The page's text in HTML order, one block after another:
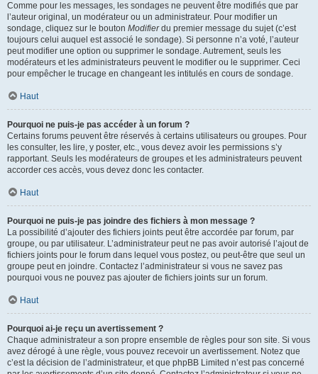
Comme pour les messages, les sondages ne peuvent être modifiés que par
l’auteur original, un modérateur ou un administrateur. Pour modifier un
sondage, cliquez sur le bouton Modifierdu premier message du sujet (c’est
toujours celui auquel est associé le sondage). Si personne n’a voté, l’auteur
peut modifier une option ou supprimer le sondage. Autrement, seuls les
modérateurs et les administrateurs peuvent le modifier ou le supprimer. Ceci
pour empêcher le trucage en changeant les intitulés en cours de sondage.
Haut
Pourquoi ne puis-je pas accéder à un forum ?
Certains forums peuvent être réservés à certains utilisateurs ou groupes. Pour
les consulter, les lire, y poster, etc., vous devez avoir les permissions s’y
rapportant. Seuls les modérateurs de groupes et les administrateurs peuvent
accorder ces accès, vous devez donc les contacter.
Haut
Pourquoi ne puis-je pas joindre des fichiers à mon message ?
La possibilité d’ajouter des fichiers joints peut être accordée par forum, par
groupe, ou par utilisateur. L’administrateur peut ne pas avoir autorisé l’ajout de
fichiers joints pour le forum dans lequel vous postez, ou peut-être que seul un
groupe peut en joindre. Contactez l’administrateur si vous ne savez pas
pourquoi vous ne pouvez pas ajouter de fichiers joints sur un forum.
Haut
Pourquoi ai-je reçu un avertissement ?
Chaque administrateur a son propre ensemble de règles pour son site. Si vous
avez dérogé à une règle, vous pouvez recevoir un avertissement. Notez que
c’est la décision de l’administrateur, et que phpBB Limited n’est pas concerné